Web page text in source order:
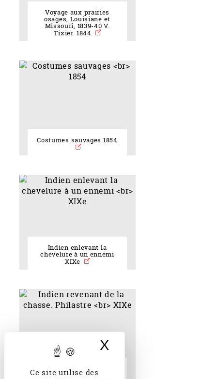
Ce site utilise des
X
Voyage aux prairies
osages, Louisiane et
Missouri, 1839-40 V.
Tixier. 1844
Costumes sauvages 1854
Indien enlevant la
chevelure à un ennemi
XIXe
Indien revenant de la
chasse. Philastre XIXe